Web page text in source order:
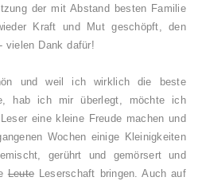
der mit Abstand besten Familie
Kraft und Mut geschöpft, den
vielen Dank dafür!
und weil ich wirklich die beste
hab ich mir überlegt, möchte ich
eine kleine Freude machen und
Wochen einige Kleinigkeiten
gerührt und gemörsert und
Leute Leserschaft bringen. Auch auf